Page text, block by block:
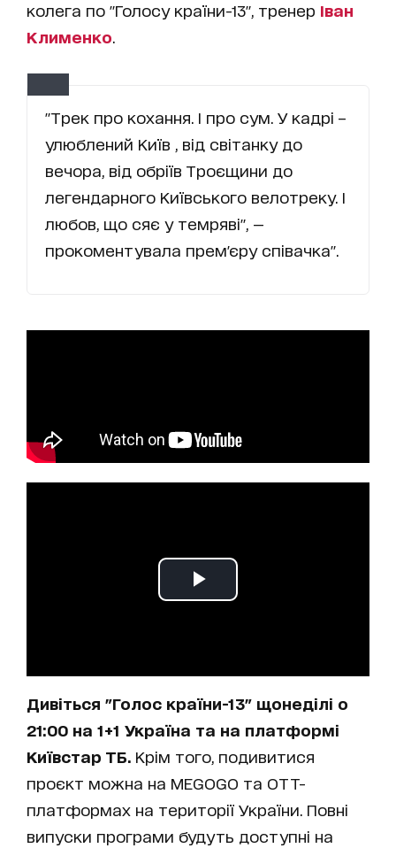
колега по "Голосу країни-13", тренер Іван
Клименко
"Трек про кохання. І про сум. У кадрі –
улюблений Київ , від світанку до
вечора, від обріїв Троєщини до
легендарного Київського велотреку. І
любов, що сяє у темряві", —
прокоментувала прем'єру співачка".
Дивіться "Голос країни-13" щонеділі о
21:00 на 1+1 Україна та на платформі
Київстар ТБ. Крім того, подивитися
проєкт можна на MEGOGO та ОТТ-
платформах на території України. Повні
випуски програми будуть доступні на